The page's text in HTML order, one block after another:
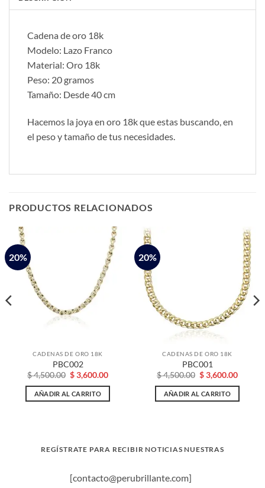
Cadena de oro 18k
Modelo: Lazo Franco
Material: Oro 18k
Peso: 20 gramos
Tamaño: Desde 40 cm
Hacemos la joya en oro 18k que estas buscando, en
el peso y tamaño de tus necesidades.
PRODUCTOS RELACIONADOS
20%
CADENAS DE ORO 18K
PBC002
$4,500.00 El
precio
original
era:
$3,600.00El
actual
AÑADIR AL CARRITO
20%
CADENAS DE ORO 18K
PBC001
$4,500.00 El
precio
original
era:
$3,600.00El
actual
AÑADIR AL CARRITO
REGÍSTRATE PARA RECIBIR NOTICIAS NUESTRAS
[contacto@perubrillante.com]